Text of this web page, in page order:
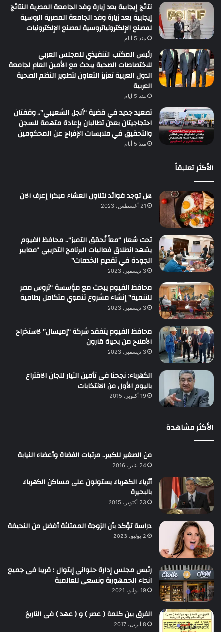
نتائج إيجابية بعد زيارة وفد الجامعة المصرية النتائج
إيجابية بعد زيارة وفد الجامعة المصرية الروسية
لمصنع الإلكترونياتروسية لمصنع الإلكترونيات
منذ 5 أيام
رئيس المكتب التنفيذي للمجلس العربي
للاختصاصات الصحية يبحث مع الأمين العام لجامعة
الدول العربية تعزيز التعاون لتطوير النظم الصحية
العربية
منذ 5 أيام
تصعيد جديد في قضية “أنجل الشعيبي”.. وقفتان
احتجاجيتان بعدن تطالبان بإعادة متهمة للسجن
والتحقيق في ملابسات الإفراج عن المحكومين
منذ 5 أيام
الأكثر تعليقاً
هل توجد فوائد لتناول العشاء مبكرا إعرف الان
21 أغسطس، 2023
تحت شعار “معاً نُحقق التميز”.. محافظ الفيوم
يشهد انطلاق فعاليات البرنامج التدريبي “معايير
الجودة في تقديم الخدمات”
3 ديسمبر، 2023
محافظ الفيوم يبحث مع مؤسسة “تروس مصر
للتنمية” إنشاء مشروع تنموي متكامل بطامية
3 ديسمبر، 2023
محافظ الفيوم يتفقد شركة “إميسال” لاستخراج
الأملاح من بحيرة قارون
3 ديسمبر، 2023
الكهرباء: نجحنا فى تأمين التيار للجان الاقتراع
باليوم الأول من الانتخابات
19 أكتوبر، 2015
الأكثر مشاهدة
من الصغير للكبير.. مرتبات القضاة وأعضاء النيابة
24 يناير، 2016
أثرياء الكهرباء يستولون على مساكن الكهرباء
بالبحيرة
23 أكتوبر، 2015
دراسة تؤكد بأن الزوجة الممتلئة أفضل من النحيفة
2 يوليو، 2023
رئيس مجلس إدارة حلواني إيتوال : قريبا فى جميع
انحاء الجمهورية ونسعى للعالمية
19 يوليو، 2021
الفرق بين كلمة ( عصر ) و ( عهد ) فى التاريخ
8 أبريل، 2017